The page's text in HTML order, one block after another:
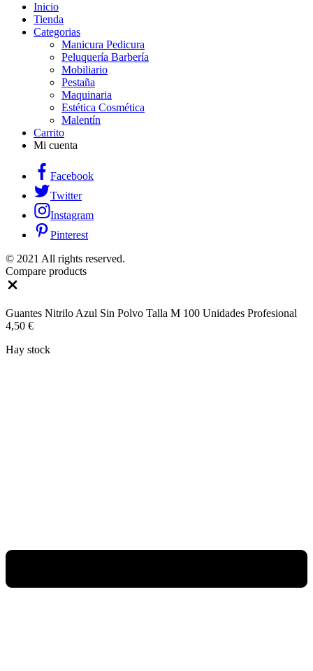
Inicio
Tienda
Categorias
Manicura Pedicura
Peluquería Barbería
Mobiliario
Pestaña
Maquinaria
Estética Cosmética
Malentín
Carrito
Mi cuenta
Facebook
Twitter
Instagram
Pinterest
© 2021 All rights reserved.
Compare products
Guantes Nitrilo Azul Sin Polvo Talla M 100 Unidades Profesional
4,50 €
Hay stock